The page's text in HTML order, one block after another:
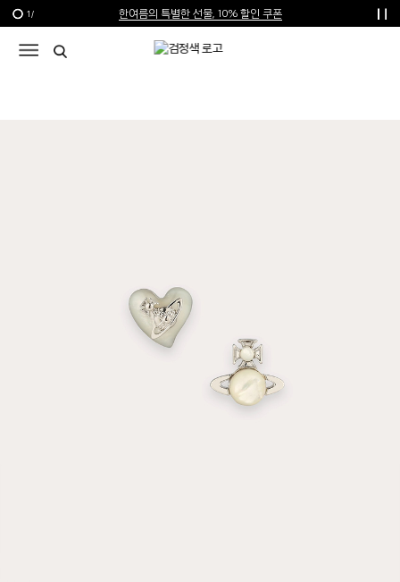
한여름의 특별한 선물, 10% 할인 쿠폰
신규가입 1만원 쿠폰 + 1만원 마일리지
1 /